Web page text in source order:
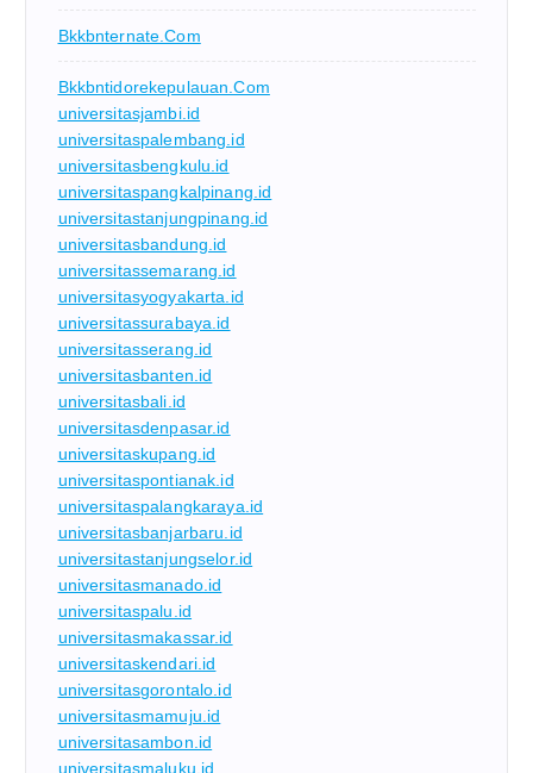
Bkkbnternate.com
Bkkbntidorekepulauan.com
universitasjambi.id
universitaspalembang.id
universitasbengkulu.id
universitaspangkalpinang.id
universitastanjungpinang.id
universitasbandung.id
universitassemarang.id
universitasyogyakarta.id
universitassurabaya.id
universitasserang.id
universitasbanten.id
universitasbali.id
universitasdenpasar.id
universitaskupang.id
universitaspontianak.id
universitaspalangkaraya.id
universitasbanjarbaru.id
universitastanjungselor.id
universitasmanado.id
universitaspalu.id
universitasmakassar.id
universitaskendari.id
universitasgorontalo.id
universitasmamuju.id
universitasambon.id
universitasmaluku.id